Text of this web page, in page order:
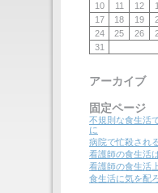
10
11 12
17
18 19
24
25 26
31
アーカイブ
固定ページ
不規則な食生活
に
病院で忙殺され
看護師の食生活
看護師の食生活
食生活に気を配